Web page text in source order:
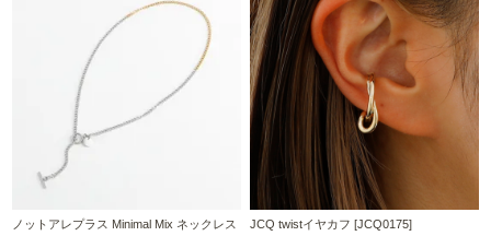
ノットアレプラス Minimal Mix ネックレス
JCQ twistイヤカフ [JCQ0175]